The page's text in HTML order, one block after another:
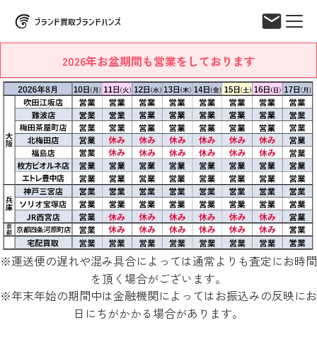
2026年お盆期間も営業をしております
※運送便の遅れや混み具合によっては通常よりも査定にお時間
を頂く場合がございます。
※年末年始の期間中は金融機関によってはお振込みの反映にお
日にちがかかる場合があります。